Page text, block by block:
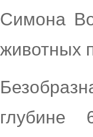
Симона
животных
глубине